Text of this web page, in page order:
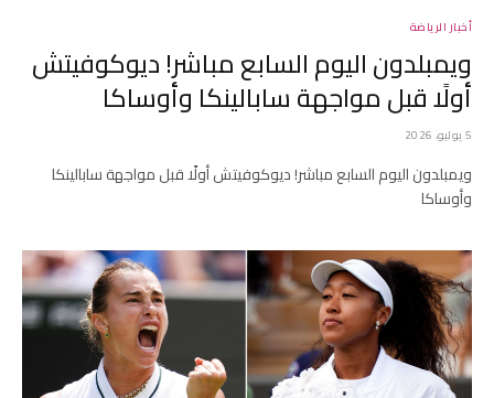
أخبار الرياضة
ويمبلدون اليوم السابع مباشر! ديوكوفيتش
أولًا قبل مواجهة سابالينكا وأوساكا
5 يوليو، 2026
ويمبلدون اليوم السابع مباشر! ديوكوفيتش أولًا قبل مواجهة سابالينكا
وأوساكا